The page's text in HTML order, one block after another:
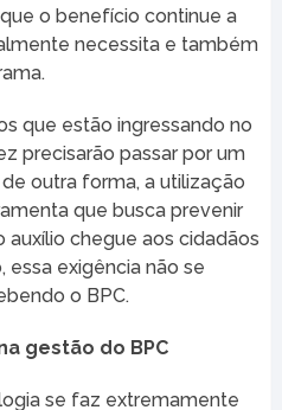
o benefício continue a
necessita e também
que estão ingressando no
precisarão passar por um
outra forma, a utilização
que busca prevenir
auxílio chegue aos cidadãos
exigência não se
o BPC.
gestão do BPC
se faz extremamente